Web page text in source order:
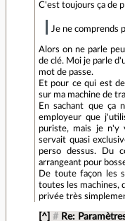
C'est toujours ça de
Je ne comprends
Alors on ne parle
de clé. Moi je parle
mot de passe.
Et pour ce qui est
sur ma machine de
En sachant que ça
employeur que
puriste, mais je n'y
servait quasi
perso dessus. Du
arrangeant pour
De toute façon les
toutes les machines,
privée très
[^] # Re: